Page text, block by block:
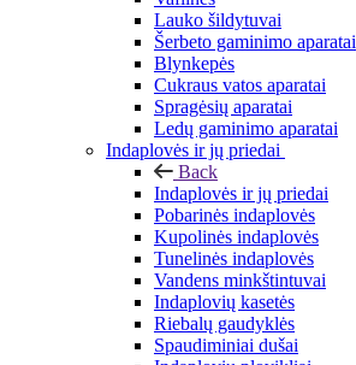
Lauko šildytuvai
Šerbeto gaminimo aparatai
Blynkepės
Cukraus vatos aparatai
Spragėsių aparatai
Ledų gaminimo aparatai
Indaplovės ir jų priedai
Back
Indaplovės ir jų priedai
Pobarinės indaplovės
Kupolinės indaplovės
Tunelinės indaplovės
Vandens minkštintuvai
Indaplovių kasetės
Riebalų gaudyklės
Spaudiminiai dušai